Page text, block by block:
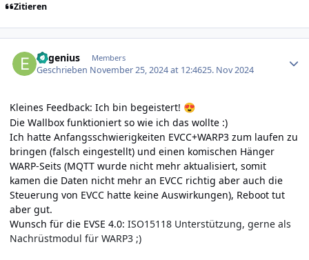
Zitieren
Eugenius Members
Geschrieben November 25, 2024 at 12:4625. Nov 2024
Kleines Feedback: Ich bin begeistert! 😍
Die Wallbox funktioniert so wie ich das wollte :)
Ich hatte Anfangsschwierigkeiten EVCC+WARP3 zum laufen zu
bringen (falsch eingestellt) und einen komischen Hänger
WARP-Seits (MQTT wurde nicht mehr aktualisiert, somit
kamen die Daten nicht mehr an EVCC richtig aber auch die
Steuerung von EVCC hatte keine Auswirkungen), Reboot tut
aber gut.
Wunsch für die EVSE 4.0: ISO15118 Unterstützung, gerne als
Nachrüstmodul für WARP3 ;)